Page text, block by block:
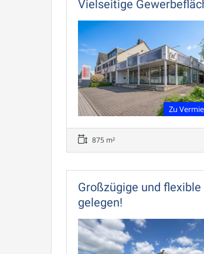
Vielseitige
Zu
875 m²
Großzügige und
gelegen!